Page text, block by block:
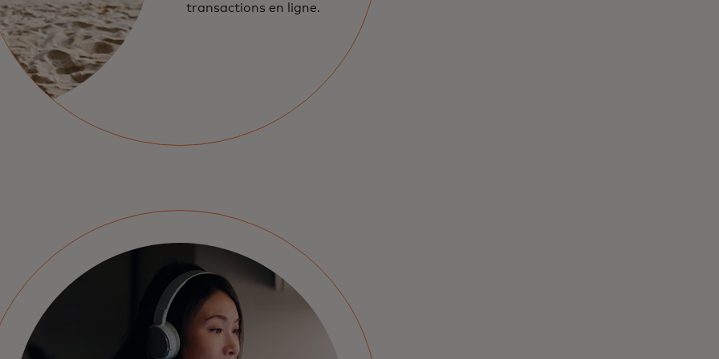
transactions en ligne.